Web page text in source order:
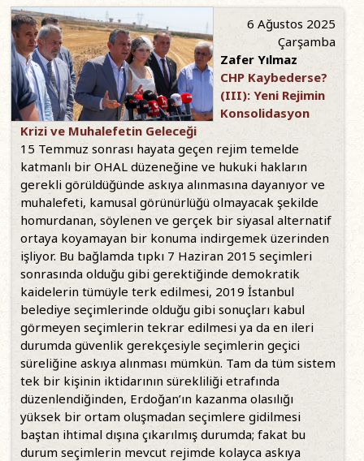
6 Ağustos 2025
Çarşamba
Zafer Yılmaz
CHP Kaybederse?
(III): Yeni Rejimin
Konsolidasyon
Krizi ve Muhalefetin Geleceği
15 Temmuz sonrası hayata geçen rejim temelde
katmanlı bir OHAL düzeneğine ve hukuki hakların
gerekli görüldüğünde askıya alınmasına dayanıyor ve
muhalefeti, kamusal görünürlüğü olmayacak şekilde
homurdanan, söylenen ve gerçek bir siyasal alternatif
ortaya koyamayan bir konuma indirgemek üzerinden
işliyor. Bu bağlamda tıpkı 7 Haziran 2015 seçimleri
sonrasında olduğu gibi gerektiğinde demokratik
kaidelerin tümüyle terk edilmesi, 2019 İstanbul
belediye seçimlerinde olduğu gibi sonuçları kabul
görmeyen seçimlerin tekrar edilmesi ya da en ileri
durumda güvenlik gerekçesiyle seçimlerin geçici
süreliğine askıya alınması mümkün. Tam da tüm sistem
tek bir kişinin iktidarının sürekliliği etrafında
düzenlendiğinden, Erdoğan’ın kazanma olasılığı
yüksek bir ortam oluşmadan seçimlere gidilmesi
baştan ihtimal dışına çıkarılmış durumda; fakat bu
durum seçimlerin mevcut rejimde kolayca askıya